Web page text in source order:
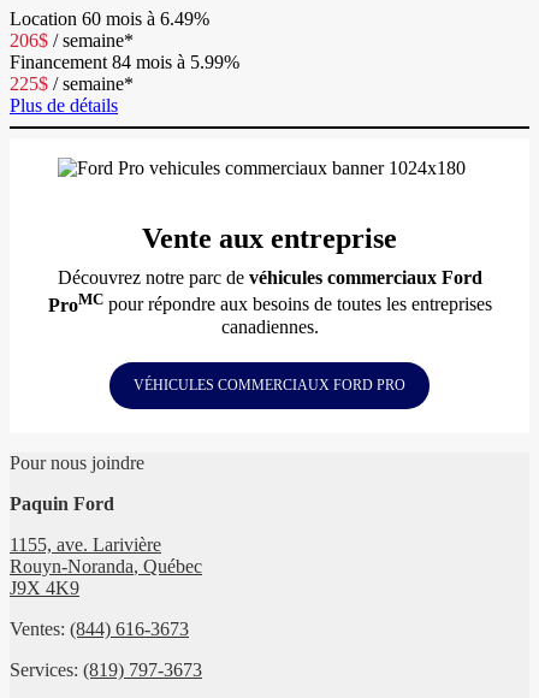
Location 60 mois à 6.49%
206$ /semaine*
Financement84 mois à 5.99%
225$ /semaine*
Plus de détails
Vente aux entreprise
Découvrez notre parc de véhicules commerciaux Ford
ProMCpour répondre aux besoins de toutes les entreprises
canadiennes.
VÉHICULES COMMERCIAUX FORD PRO
Pour nous joindre
Paquin Ford
1155, ave. Larivière
Rouyn-Noranda, Québec
J9X 4K9
Ventes: (844) 616-3673
Services: (819) 797-3673